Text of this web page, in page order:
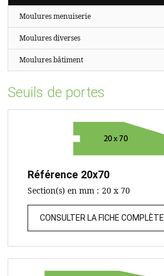
Moulures menuiserie
Moulures diverses
Moulures bâtiment
Seuils de portes
Référence 20x70
Section(s) en mm : 20 x 70
CONSULTER LA FICHE COMPLÈTE